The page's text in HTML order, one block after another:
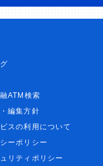
ATM検索
編集方針
スの利用について
ーポリシー
リティポリシー